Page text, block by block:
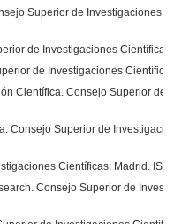
Superior de Investigaciones
de Investigaciones
de Investigaciones
Científica. Consejo Superior de
Consejo Superior de
Científicas: Madrid.
Consejo Superior de